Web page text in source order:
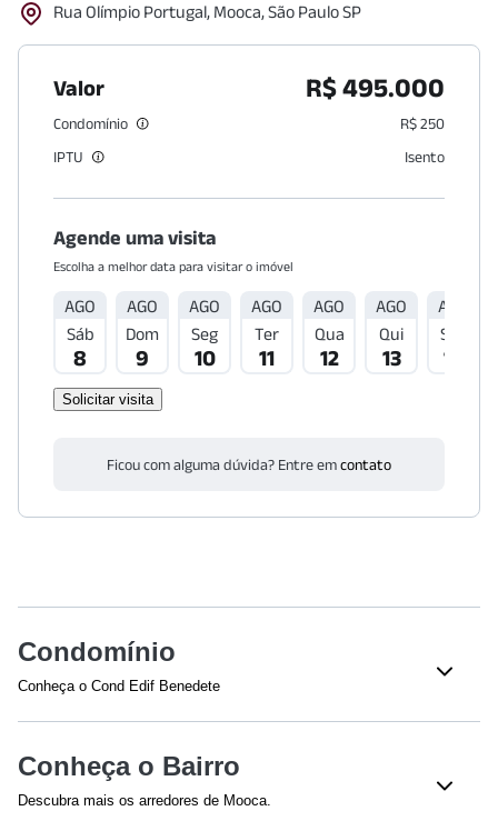
Rua Olímpio Portugal, Mooca, São Paulo SP
Valor R$ 495.000
Condomínio
R$ 250
IPTU
Isento
Agende uma visita
Escolha a melhor data para visitar o imóvel
AGO
Sáb
8
AGO
Dom
9
AGO
Seg
10
AGO
Ter
11
AGO
Qua
12
AGO
Qui
13
AGO
Sex
14
Solicitar visita
Ficou com alguma dúvida? Entre emcontato
Condomínio
Conheça o Cond Edif Benedete
Total de Andares - 4
Conheça o Bairro
Descubra mais os arredores de Mooca.